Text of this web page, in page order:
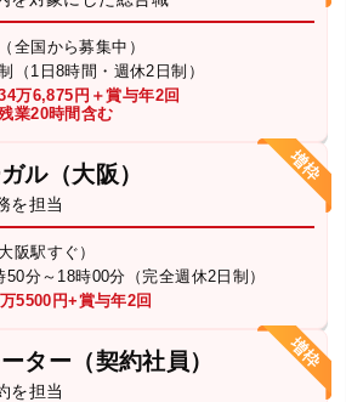
全国から募集中）
（1日8時間・週休2日制）
万6,875円＋賞与年2回
業20時間含む
ル（大阪）
を担当
阪駅すぐ）
50分～18時00分（完全週休2日制）
5500円+賞与年2回
ター（契約社員）
を担当